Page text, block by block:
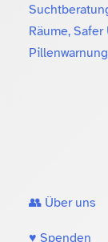
Räume,
👥 Über uns
♥️ Spenden